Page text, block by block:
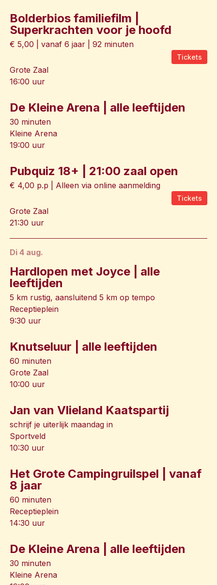
Bolderbios familiefilm |
Superkrachten voor je hoofd
€ 5,00 | vanaf 6 jaar | 92 minuten
Tickets
Grote Zaal
16:00 uur
De Kleine Arena | alle leeftijden
30 minuten
Kleine Arena
19:00 uur
Pubquiz 18+ | 21:00 zaal open
€ 4,00 p.p | Alleen via online aanmelding
Tickets
Grote Zaal
21:30 uur
di 4 aug.
Hardlopen met Joyce | alle
leeftijden
5 km rustig, aansluitend 5 km op tempo
Receptieplein
9:30 uur
Knutseluur | alle leeftijden
60 minuten
Grote Zaal
10:00 uur
Jan van Vlieland Kaatspartij
schrijf je uiterlijk maandag in
Sportveld
10:30 uur
Het Grote Campingruilspel | vanaf
8 jaar
60 minuten
Receptieplein
14:30 uur
De Kleine Arena | alle leeftijden
30 minuten
Kleine Arena